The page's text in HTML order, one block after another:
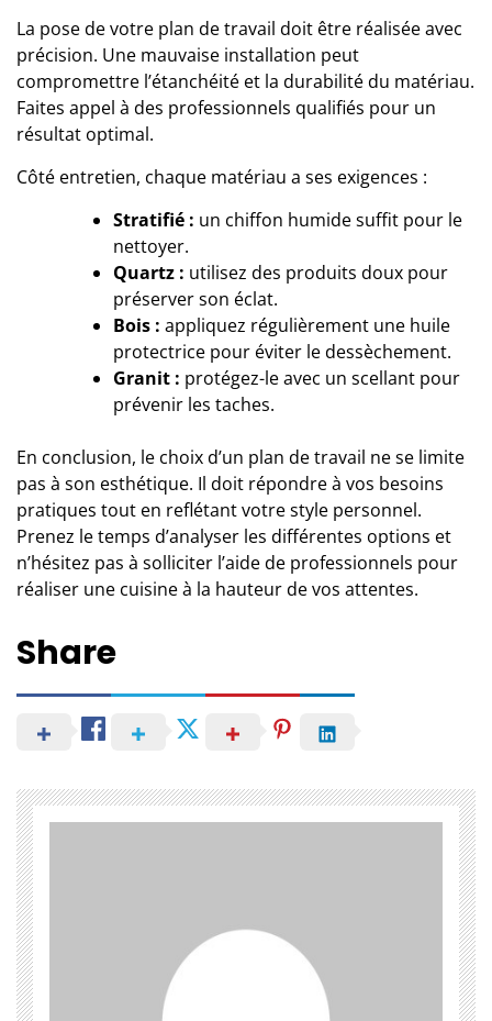
La pose de votre plan de travail doit être réalisée avec
précision. Une mauvaise installation peut
compromettre l’étanchéité et la durabilité du matériau.
Faites appel à des professionnels qualifiés pour un
résultat optimal.
Côté entretien, chaque matériau a ses exigences :
Stratifié : un chiffon humide suffit pour le
nettoyer.
Quartz : utilisez des produits doux pour
préserver son éclat.
Bois : appliquez régulièrement une huile
protectrice pour éviter le dessèchement.
Granit : protégez-le avec un scellant pour
prévenir les taches.
En conclusion, le choix d’un plan de travail ne se limite
pas à son esthétique. Il doit répondre à vos besoins
pratiques tout en reflétant votre style personnel.
Prenez le temps d’analyser les différentes options et
n’hésitez pas à solliciter l’aide de professionnels pour
réaliser une cuisine à la hauteur de vos attentes.
Share